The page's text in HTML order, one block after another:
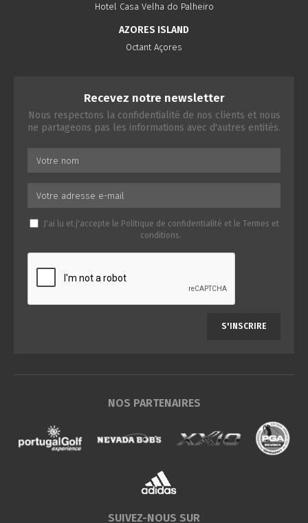
Hotel Casa Velha do Palheiro
AZORES ISLAND
Octant Açores
Recevez notre newsletter
Nous respectons la confidentialité de nos clients et nous
ne partageons pas les informations avec d'autres entités.
J'ai lu et j'accepte le Politique de confidentialité et le Termes et
conditions.
S'INSCRIRE
NOS PARTENAIRES
SUIVEZ-NOUS SUR